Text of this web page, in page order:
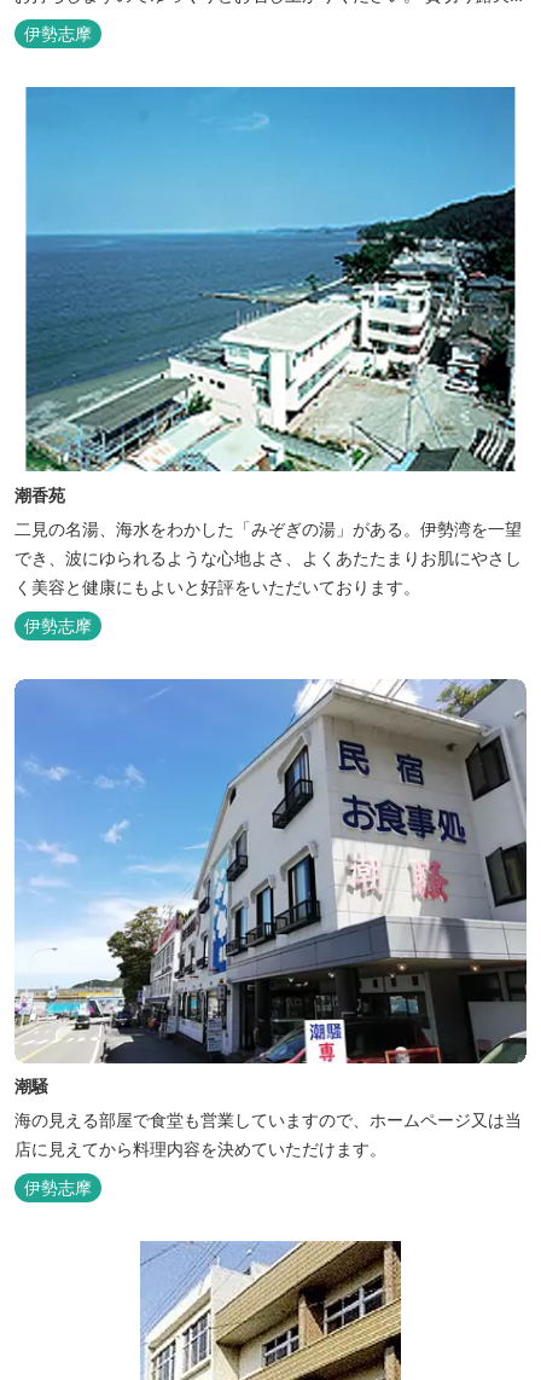
呂完備、駅近、夫婦岩まで徒歩15分です。
伊勢志摩
潮香苑
二見の名湯、海水をわかした「みぞぎの湯」がある。伊勢湾を一望
でき、波にゆられるような心地よさ、よくあたたまりお肌にやさし
く美容と健康にもよいと好評をいただいております。
伊勢志摩
潮騒
海の見える部屋で食堂も営業していますので、ホームページ又は当
店に見えてから料理内容を決めていただけます。
伊勢志摩